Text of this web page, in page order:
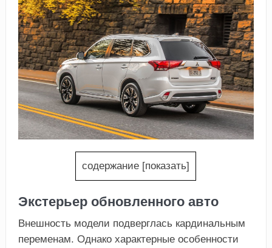
содержание [показать]
Экстерьер обновленного авто
Внешность модели подверглась кардинальным
переменам. Однако характерные особенности